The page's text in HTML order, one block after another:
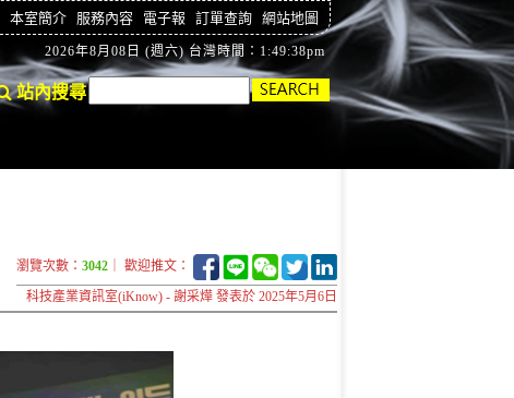
本室簡介 服務內容 電子報 訂單查詢 網站地圖
2026年8月08日 (週六) 台灣時間：1:49:39pm
站內搜尋
瀏覽次數： 3042 ｜ 歡迎推文：
科技產業資訊室(iKnow) - 謝采燁 發表於 2025年5月6日